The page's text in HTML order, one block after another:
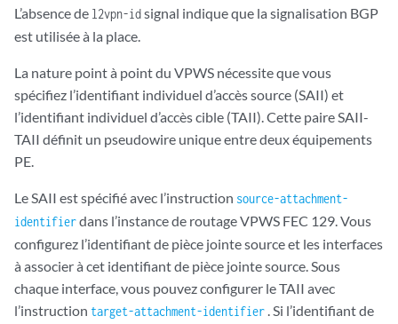
L’absence de l2vpn-idsignal indique que la signalisation BGP
est utilisée à la place.
La nature point à point du VPWS nécessite que vous
spécifiez l’identifiant individuel d’accès source (SAII) et
l’identifiant individuel d’accès cible (TAII). Cette paire SAII-
TAII définit un pseudowire unique entre deux équipements
PE.
Le SAII est spécifié avec l’instruction source-attachment-
identifierdans l’instance de routage VPWS FEC 129. Vous
configurez l’identifiant de pièce jointe source et les interfaces
à associer à cet identifiant de pièce jointe source. Sous
chaque interface, vous pouvez configurer le TAII avec
l’instruction target-attachment-identifier . Si l’identifiant de